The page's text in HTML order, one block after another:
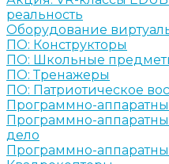
реальность
Оборудование
ПО: Конструкторы
ПО: Школьные
ПО: Тренажеры
ПО: Патриотическое
Программно-
Программно-
дело
Программно-